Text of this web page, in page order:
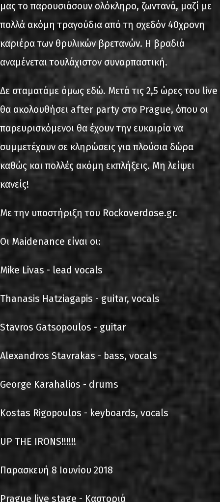
μας το παρουσιάσουν ολόκληρο, ζωντανά, μαζί με
πολλά ακόμη τραγούδια από τη σχεδόν 40χρονη
καριέρα των θρυλικών βρετανών. Η βραδιά
αναμένεται τουλάχιστον συναρπαστική.
Δε σταματάμε όμως εδώ. Μετά τις 2,5 ώρες του live
θα ακολουθήσει after party στο Prague, όπου οι
παρευρισκόμενοι θα έχουν την ευκαιρία να
συμμετέχουν σε κληρώσεις για πλούσια δώρα
καθώς και πολλές ακόμη εκπλήξεις. Μη λείψει
κανείς!
Με την υποστήριξη του Rockoverdose.gr.
Οι Maidenance είναι οι:
Mike Livas - lead vocals
Thanasis Hatziagapis - guitar, vocals
Stavros Gatsopoulos - guitar
Alexandros Stavrakas - bass, vocals
George Karahalios - drums
Kostas Rigopoulos - keyboards, vocals
UP THE IRONS!!!!!!
Παρασκευή 8 Ιουνίου 2018
Prague live stage - Καστοριά